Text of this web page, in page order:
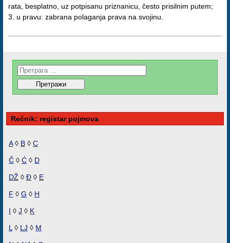
rata, besplatno, uz potpisanu priznanicu, često prisilnim putem;
3. u pravu: zabrana polaganja prava na svojinu.
Rečnik: registar pojmova
A◊ B ◊ C
Č ◊ Ć ◊ D
DŽ ◊ Đ ◊ E
F ◊ G ◊ H
I ◊ J ◊ K
L ◊ LJ ◊ M